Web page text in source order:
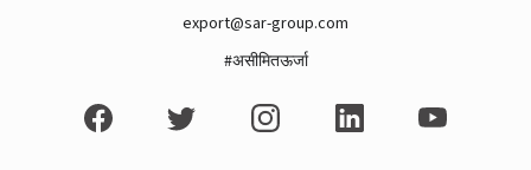
export@sar-group.com
#असीमितऊर्जा